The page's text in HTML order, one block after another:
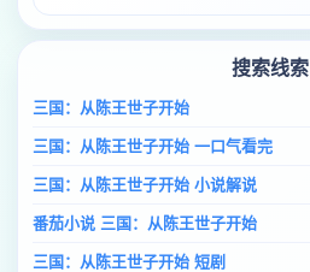
搜索线索
三国：从陈王世子开始
三国：从陈王世子开始 一口气看完
三国：从陈王世子开始 小说解说
番茄小说 三国：从陈王世子开始
三国：从陈王世子开始 短剧